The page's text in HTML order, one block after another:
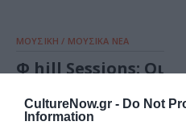
CultureNow.gr - Do Not
Information
ΜΟΥΣΙΚΗ / ΜΟΥΣΙΚΑ ΝΕΑ
Φ hill Sessions: Οι
Κολυμβητές στο
Θέατρο «Δόρα